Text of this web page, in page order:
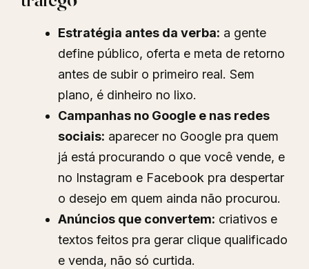
Estratégia antes da verba: a gente
define público, oferta e meta de retorno
antes de subir o primeiro real. Sem
plano, é dinheiro no lixo.
Campanhas no Google e nas redes
sociais: aparecer no Google pra quem
já está procurando o que você vende, e
no Instagram e Facebook pra despertar
o desejo em quem ainda não procurou.
Anúncios que convertem: criativos e
textos feitos pra gerar clique qualificado
e venda, não só curtida.